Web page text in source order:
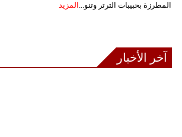
المطرزة بحبيبات الترتر وتنو... المزيد
آخر الأخبار